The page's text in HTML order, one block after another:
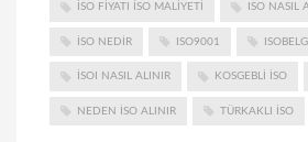
ISO FIYATI ISO MALIYETI ISO NASIL
ISO NEDIR ISO9001
ISOI NASIL ALINIR KOSGEBLI ISO
NEDEN ISO ALINIR TÜRKAKLI ISO